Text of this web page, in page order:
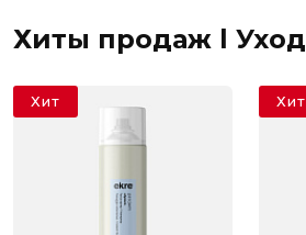
Хиты продаж l Уход
Хит Хит